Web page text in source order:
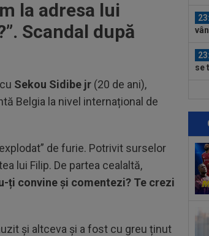
la adresa lui
Scandal după
Sekou Sidibe jr (20 de ani),
Belgia la nivel internațional de
de furie. Potrivit surselor
lui Filip. De partea cealaltă,
ți convine și comentezi? Te crezi
și altceva și a fost cu greu ținut
se
ți